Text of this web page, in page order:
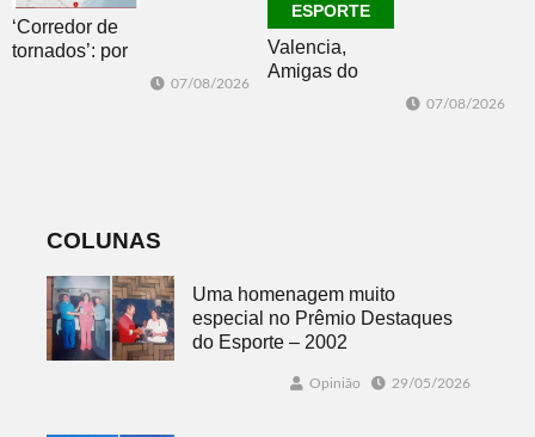
‘Corredor de
tornados’: por
07/08/2026
ESPORTE
Valencia,
Amigas do
07/08/2026
COLUNAS
Uma homenagem muito
especial no Prêmio Destaques
do Esporte – 2002
Opinião 29/05/2026